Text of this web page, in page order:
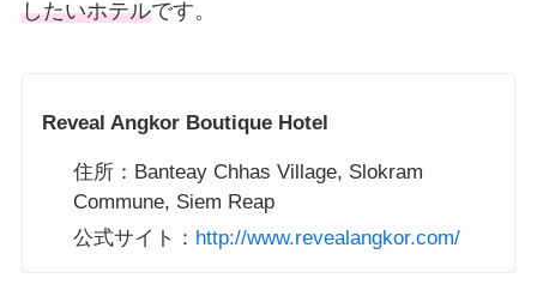
したいホテルです。
Reveal Angkor Boutique Hotel
住所：Banteay Chhas Village, Slokram
Commune, Siem Reap
公式サイト： http://www.revealangkor.com/